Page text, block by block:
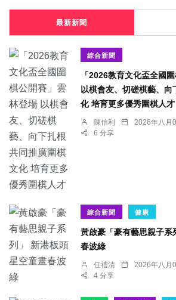
最新新聞
綜合新聞
「2026教育文化盃全國
以棋會友、切磋棋藝、
化 培育更多優秀圍棋人才
陳信利 2026年八月
6 分享
綜合新聞 健康
黃啟豪「豪有藝思親子系
春波綠
任禮清 2026年八月
4 分享